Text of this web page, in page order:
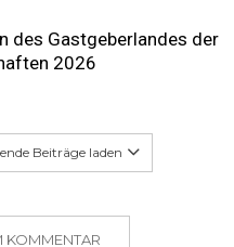
des Gastgeberlandes der
2026
Beiträge laden
KOMMENTAR